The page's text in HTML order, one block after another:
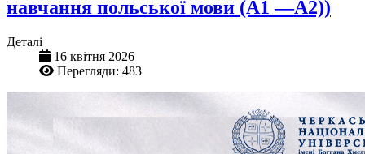
навчання польської мови (А1 —А2))
Деталі
16 квітня 2026
Перегляди: 483